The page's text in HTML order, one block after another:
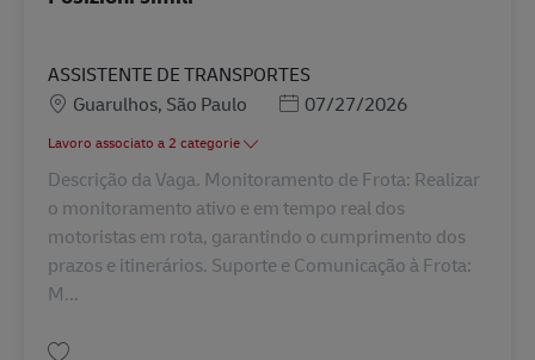
ASSISTENTE DE TRANSPORTES
SedeGuarulhos, São Paulo Posted Date
07/27/2026
Lavoro associato a 2 categorie
Descrição da Vaga. Monitoramento de Frota: Realizar
o monitoramento ativo e em tempo real dos
motoristas em rota, garantindo o cumprimento dos
prazos e itinerários. Suporte e Comunicação à Frota:
M...